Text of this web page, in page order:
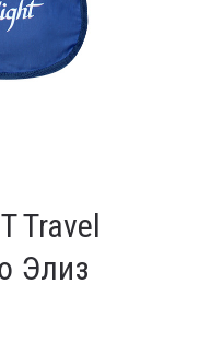
Travel
Элиз